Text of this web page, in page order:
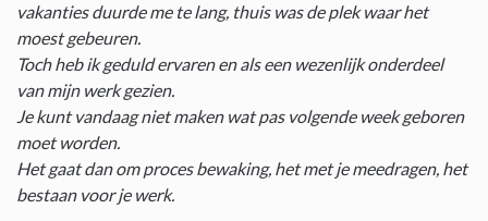
vakanties duurde me te lang, thuis was de plek waar het
moest gebeuren.
Toch heb ik geduld ervaren en als een wezenlijk onderdeel
van mijn werk gezien.
Je kunt vandaag niet maken wat pas volgende week geboren
moet worden.
Het gaat dan om proces bewaking, het met je meedragen, het
bestaan voor je werk.